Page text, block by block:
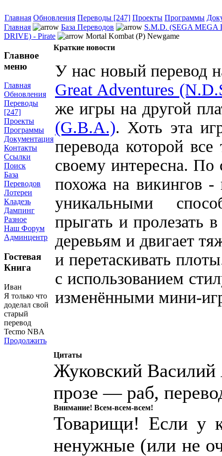
Главная Обновления Переводы [247] Проекты Программы
Главная
База Переводов
S.M.D. (SEGA MEGA
DRIVE) - Pirate
Mortal Kombat (P) Newgame
Главное
меню
Главная
Обновления
Переводы
[247]
Проекты
Программы
Документация
Контакты
Ссылки
Поиск
База
Переводов
Лотереи
Кладезь
Дампинг
Разное
Наш Форум
Админцентр
Гостевая
Книга
Иван
Я только что
доделал свой
старый
перевод
Tecmo NBA
Продолжить
Краткие новости
У нас новый перевод
Great Adventures
же игры на другой
(G.B.A.). Хоть эта
перевода которой
своему интересна. По
похожа на викингов
уникальными
прыгать и пролезать
деревьям и двигает
и перетаскивать
с использованием
изменёнными мини-
Цитаты
Жуковский
прозе — раб,
Внимание! Всем-всем-всем!
Товарищи! Если у
ненужные (или не